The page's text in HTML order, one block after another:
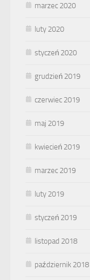
marzec 2020
luty 2020
styczeń 2020
grudzień 2019
czerwiec 2019
maj 2019
kwiecień 2019
marzec 2019
luty 2019
styczeń 2019
listopad 2018
październik 2018